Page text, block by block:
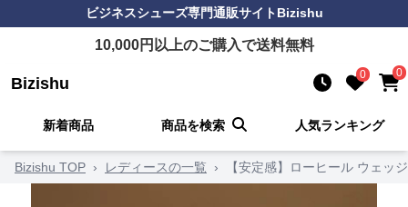
ビジネスシューズ専門通販サイトBizishu
10,000円以上のご購入で送料無料
Bizishu 0 0
新着商品 商品を検索 人気ランキング
Bizishu TOP › レディースの一覧 › 【安定感】ローヒール ウェッ